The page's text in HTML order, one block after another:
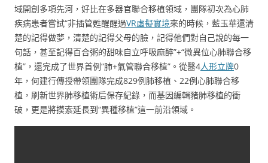
域開創多項先河，好比在多器官聯合移植領域，團隊初次為心肺
疾病患者嘗試“非插管甦醒醒過VR虛擬實境來的時候，藍玉華還清
楚的記得做夢，清楚的記得父母的臉，記得他們對自己說的每一
句話，甚至記得百合粥的甜味自立呼吸麻醉”+“微異位心肺聯合移
植”，還完成了世界首例“肺+氣管聯合移植”。從醫4人形立牌0
年，何建行傳授帶領團隊完成829例肺移植、22例心肺聯合移
植，刷新世界肺移植術后保存紀錄，而基因編輯豬肺移植的衝
破，更是將摸索延長到“異種移植”這一前沿領域。